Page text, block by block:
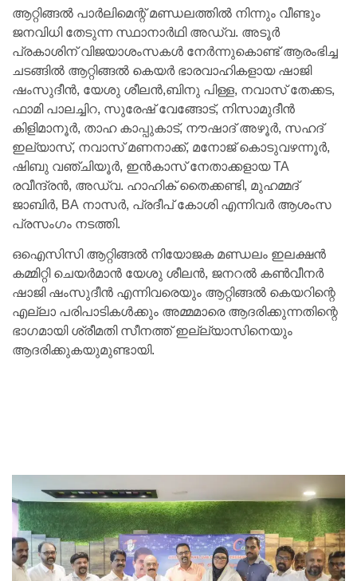
ആറ്റിങ്ങൽ പാർലിമെന്റ് മണ്ഡലത്തിൽ നിന്നും വീണ്ടും
ജനവിധി തേടുന്ന സ്ഥാനാർഥി അഡ്വ. അടൂർ
പ്രകാശിന് വിജയാശംസകൾ നേർന്നുകൊണ്ട് ആരംഭിച്ച
ചടങ്ങിൽ ആറ്റിങ്ങൽ കെയർ ഭാരവാഹികളായ ഷാജി
ഷംസുദീൻ, യേശു ശീലൻ,ബിനു പിള്ള, നവാസ് തേക്കട,
ഫാമി പാലച്ചിറ, സുരേഷ് വേങ്ങോട്, നിസാമുദീൻ
കിളിമാനൂർ, താഹ കാപ്പുകാട്, നൗഷാദ് അഴൂർ, സഹദ്
ഇല്യാസ്, നവാസ് മണനാക്ക്‌, മനോജ്‌ കൊടുവഴന്നൂർ,
ഷിബു വഞ്ചിയൂർ, ഇൻകാസ് നേതാക്കളായ TA
രവീന്ദ്രൻ, അഡ്വ. ഹാഹിക് തൈക്കണ്ടി, മുഹമ്മദ്‌
ജാബിർ, BA നാസർ, പ്രദീപ് കോശി എന്നിവർ ആശംസ
പ്രസംഗം നടത്തി.
ഒഐസിസി ആറ്റിങ്ങൽ നിയോജക മണ്ഡലം ഇലക്ഷൻ
കമ്മിറ്റി ചെയർമാൻ യേശു ശീലൻ, ജനറൽ കൺവീനർ
ഷാജി ഷംസുദീൻ എന്നിവരെയും ആറ്റിങ്ങൽ കെയറിന്റെ
എല്ലാ പരിപാടികൾക്കും അമ്മമാരെ ആദരിക്കുന്നതിന്റെ
ഭാഗമായി ശ്രീമതി സീനത്ത് ഇല്ല്യാസിനെയും
ആദരിക്കുകയുമുണ്ടായി.